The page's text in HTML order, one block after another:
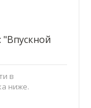
"Впускной
в
ниже.